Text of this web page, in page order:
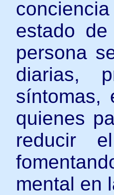
estado
persona
diarias,
síntomas,
quienes
reducir
mental en